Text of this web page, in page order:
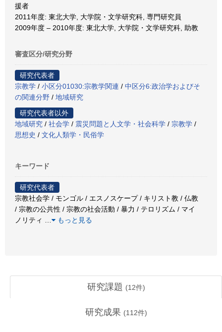
援者
2011年度: 東北大学, 大学院・文学研究科, 専門研究員
2009年度 – 2010年度: 東北大学, 大学院・文学研究科, 助教
審査区分/研究分野
研究代表者
宗教学 / 小区分01030:宗教学関連 / 中区分6:政治学およびそ
の関連分野 / 地域研究
研究代表者以外
地域研究 / 社会学 / 震災問題と人文学・社会科学 / 宗教学 /
思想史 / 文化人類学・民俗学
キーワード
研究代表者
宗教社会学 / モンゴル / エスノスケープ / キリスト教 / 仏教
/ 宗教の公共性 / 宗教の社会活動 / 暴力 / テロリズム / マイ
ノリティ
もっと見る
研究課題 (12件)
研究成果 (112件)